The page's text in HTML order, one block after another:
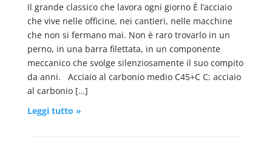
Il grande classico che lavora ogni giorno È l’acciaio
che vive nelle officine, nei cantieri, nelle macchine
che non si fermano mai. Non è raro trovarlo in un
perno, in una barra filettata, in un componente
meccanico che svolge silenziosamente il suo compito
da anni. Acciaio al carbonio medio C45+C C: acciaio
al carbonio […]
Leggi tutto »